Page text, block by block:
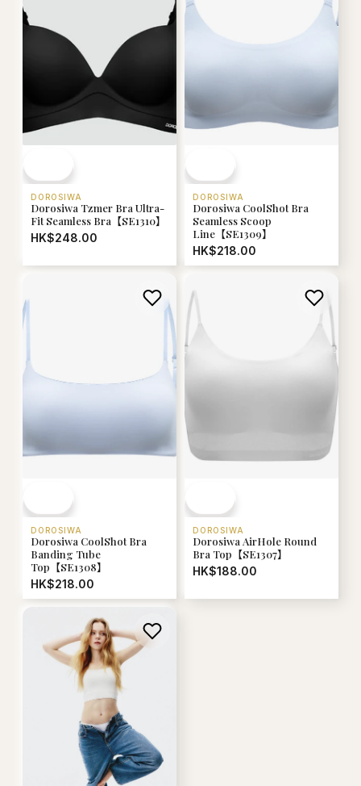
DOROSIWA
Dorosiwa Tzmer Bra Ultra-
Fit Seamless Bra【SE1310】
HK$248.00
DOROSIWA
Dorosiwa CoolShot Bra
Seamless Scoop
Line【SE1309】
HK$218.00
DOROSIWA
Dorosiwa CoolShot Bra
Banding Tube
Top【SE1308】
HK$218.00
DOROSIWA
Dorosiwa AirHole Round
Bra Top【SE1307】
HK$188.00